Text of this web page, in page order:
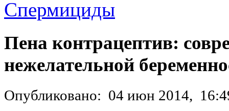
Спермициды
Пена контрацептив:
нежелательной
Опубликовано: 04 июн 2014,